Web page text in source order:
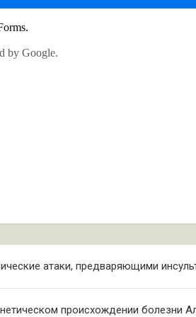
атаки, предваряющими
происхождении болезни